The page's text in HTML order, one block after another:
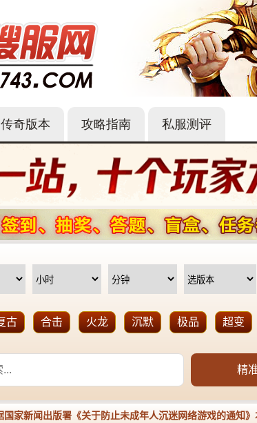
传奇版本 攻略指南 私服测评